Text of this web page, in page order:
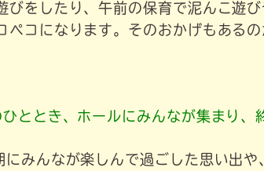
びをしたり、午前の保育で泥んこ遊
ペコになります。そのおかげもある
ととき、ホールにみんなが集まり、
みんなが楽しんで過ごした思い出や